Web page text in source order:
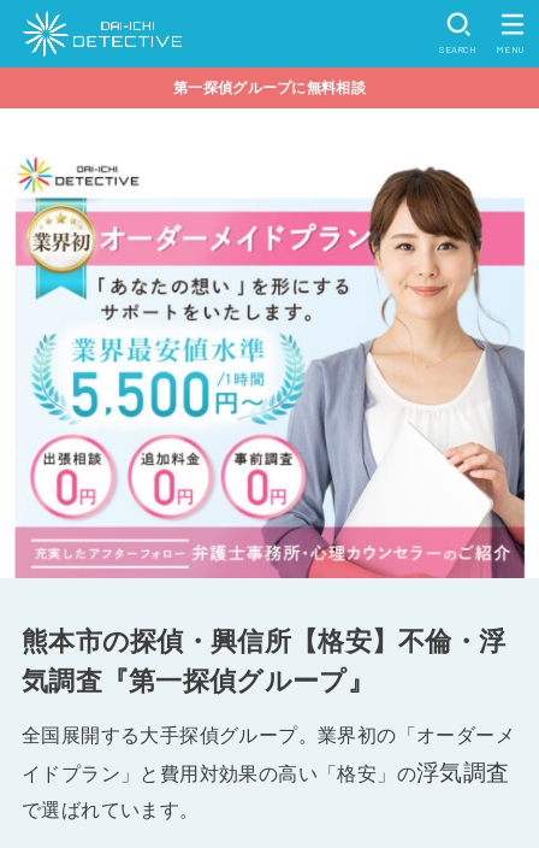
SEARCH MENU
第一探偵グループに無料相談
熊本市の探偵・興信所【格安】不倫・浮
気調査『第一探偵グループ』
全国展開する大手探偵グループ。業界初の「オーダーメ
イドプラン」と費用対効果の高い「格安」の浮気調査
で選ばれています。